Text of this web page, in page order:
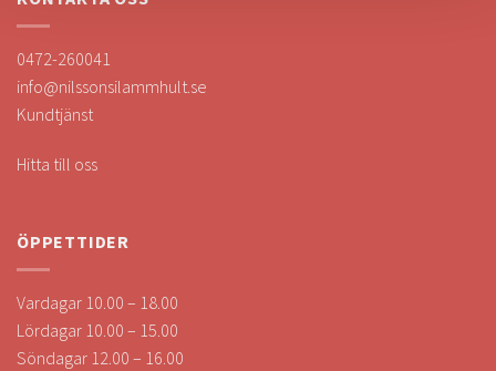
0472-260041
info@nilssonsilammhult.se
Kundtjänst
Hitta till oss
ÖPPETTIDER
Vardagar 10.00 – 18.00
Lördagar 10.00 – 15.00
Söndagar 12.00 – 16.00